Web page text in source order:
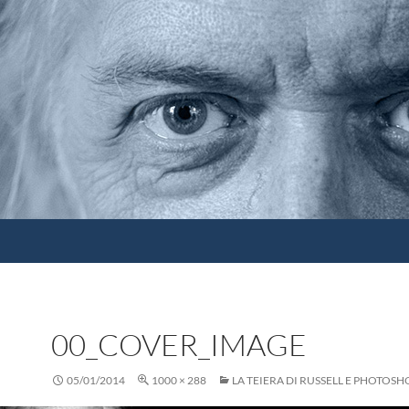
00_COVER_IMAGE
05/01/2014 1000 × 288 LA TEIERA DI RUSSELL E